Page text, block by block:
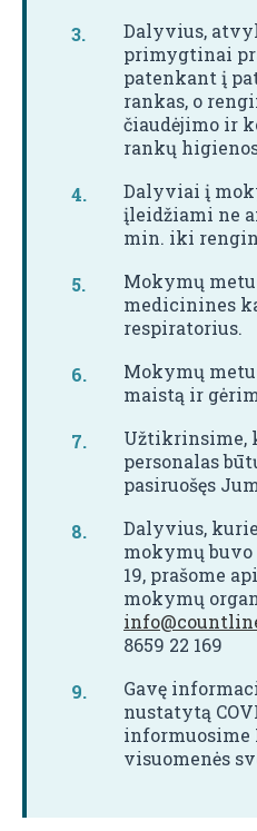
Dalyvius,
primygtinai
patenkant į
rankas, o
čiaudėjimo ir
rankų
Dalyviai į
įleidžiami ne
min. iki
Mokymų
medicinines
respiratorius.
Mokymų
maistą ir
Užtikrinsime,
personalas
pasiruošęs
Dalyvius,
mokymų buvo
19, prašome
mokymų
8659 22 169
Gavę
nustatytą
informuosime
visuomenės